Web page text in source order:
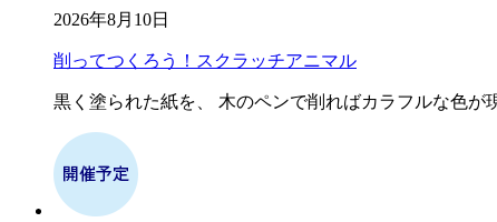
2026年8月10日
削ってつくろう！スクラッチアニマル
黒く塗られた紙を、 木のペンで削ればカラフルな色が